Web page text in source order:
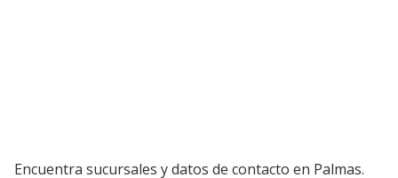
Encuentra sucursales y datos de contacto en Palmas.